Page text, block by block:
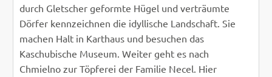
durch Gletscher geformte Hügel und verträumte
Dörfer kennzeichnen die idyllische Landschaft. Sie
machen Halt in Karthaus und besuchen das
Kaschubische Museum. Weiter geht es nach
Chmielno zur Töpferei der Familie Necel. Hier